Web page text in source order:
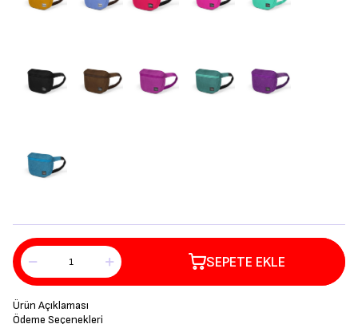
SEPETE EKLE
Ürün Açıklaması
Ödeme Seçenekleri